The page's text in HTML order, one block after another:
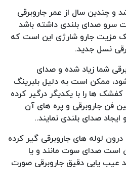
و چندین سال از عمر جاروبرقی
سرو صدای بلندی داشته باشد
مزیت جارو شارژی این است که
نسل جدید.
شما زیاد شده و صدای
ممکن است به دلیل بلبرینگ
ها را با یکدیگر درگیر کرده
فن جاروبرقی و پره های آن
صدای بلندی نمایند..
لوله های جاروبرقی گیر کرده
صدای سوت مانند و یا
عیب یابی دقیق جاروبرقی صورت